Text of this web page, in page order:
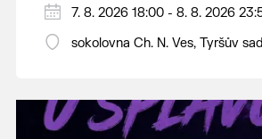
PÁTEK 7. srpna
18:00 - ruční stavění máje
14:00 - krojový průvod pro
hostince “U Buvola”
7. 8. 2026 18:00 - 8. 8. 2026
sokolovna Ch. N. Ves, Tyršův